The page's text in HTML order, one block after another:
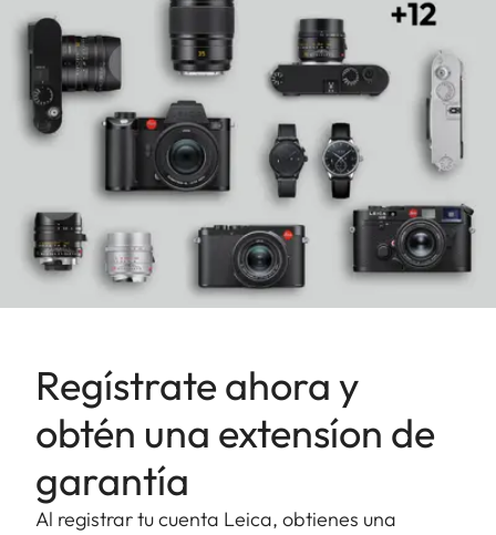
Regístrate ahora y
obtén una extensíon de
garantía
Al registrar tu cuenta Leica, obtienes una